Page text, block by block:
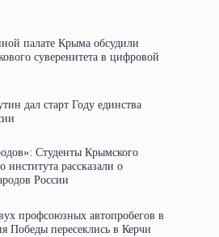
палате Крыма обсудили
суверенитета в цифровой
дал старт Году единства
Студенты Крымского
института рассказали о
России
профсоюзных автопробегов в
Победы пересеклись в Керчи